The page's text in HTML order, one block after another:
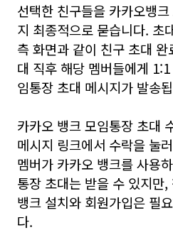
선택한 친구들을 카카오뱅
지 최종적으로 묻습니다. 초
측 화면과 같이 친구 초대
대 직후 해당 멤버들에게
임통장 초대 메시지가 발송
카카오 뱅크 모임통장 초대
메시지 링크에서 수락을 눌
멤버가 카카오 뱅크를 사용
통장 초대는 받을 수 있지만
뱅크 설치와 회원가입은 필
다.